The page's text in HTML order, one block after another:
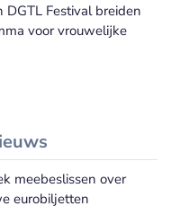
DGTL Festival breiden
voor vrouwelijke
Bank nieuws
meebeslissen over
eurobiljetten